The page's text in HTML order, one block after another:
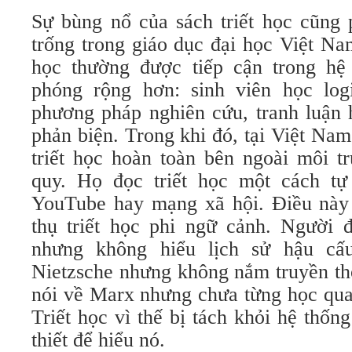
Sự bùng nổ của sách triết học cũng
trống trong giáo dục đại học Việt
học thường được tiếp cận trong
phóng rộng hơn: sinh viên học
phương pháp nghiên cứu, tranh
phản biện. Trong khi đó, tại Việt
triết học hoàn toàn bên ngoài môi
quy. Họ đọc triết học một cách
YouTube hay mạng xã hội. Điều
thụ triết học phi ngữ cảnh. Người
nhưng không hiểu lịch sử hậu
Nietzsche nhưng không nắm truyền
nói về Marx nhưng chưa từng học
Triết học vì thế bị tách khỏi hệ
thiết để hiểu nó.